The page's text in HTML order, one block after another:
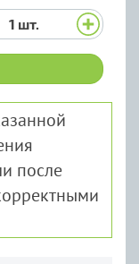
1 шт.
после